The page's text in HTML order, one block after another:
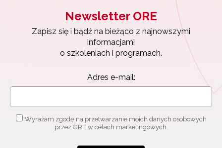
Newsletter ORE
Zapisz się i bądź na bieżąco z najnowszymi
informacjami
o szkoleniach i programach.
Adres e-mail:
Wyrażam zgodę na przetwarzanie moich danych osobowych
przez ORE w celach marketingowych.